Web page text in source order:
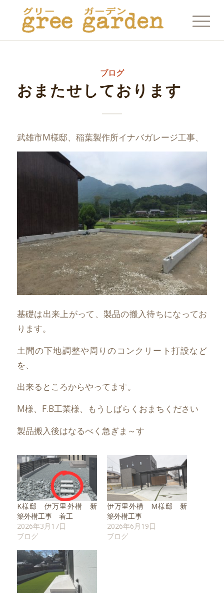
ブログ
おまたせしております
武雄市M様邸、稲葉製作所イナバガレージ工事、
基礎は出来上がって、製品の搬入待ちになってお
ります。
土間の下地調整や周りのコンクリート打設など
を、
出来るところからやってます。
M様、F.B工業様、もうしばらくおまちください
製品搬入後はなるべく急ぎま～す
K様邸 伊万里外構 新
築外構工事 着工
2026年3月17日
ブログ
伊万里外構 M様邸 新
築外構工事
2026年6月19日
ブログ